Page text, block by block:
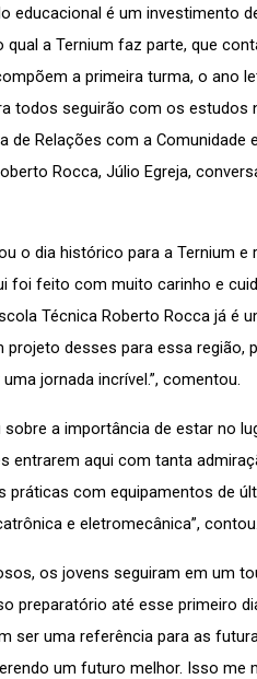
educacional é um investimento
qual a Ternium faz parte, que
a primeira turma, o ano
todos seguirão com os estudos
de Relações com a Comunidade
Rocca, Júlio Egreja,
o dia histórico para a Ternium
foi feito com muito carinho e
Técnica Roberto Rocca já é
projeto desses para essa região,
jornada incrível.”, comentou.
sobre a importância de estar no
entrarem aqui com tanta
práticas com equipamentos de
e eletromecânica”, contou.
os jovens seguiram em um
preparatório até esse primeiro
ser uma referência para as
um futuro melhor. Isso me